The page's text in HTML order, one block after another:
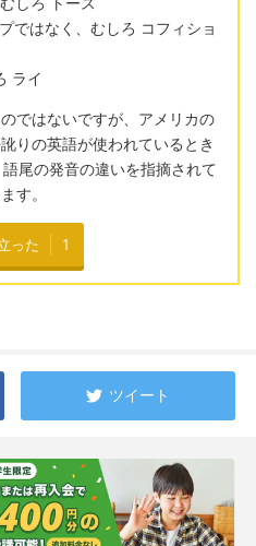
ではなく、むしろ コフィショ
ライ
ではないですが、アメリカの
りの英語が使われているとき
尾の発音の違いを指摘されて
す。
った 1
ツイート